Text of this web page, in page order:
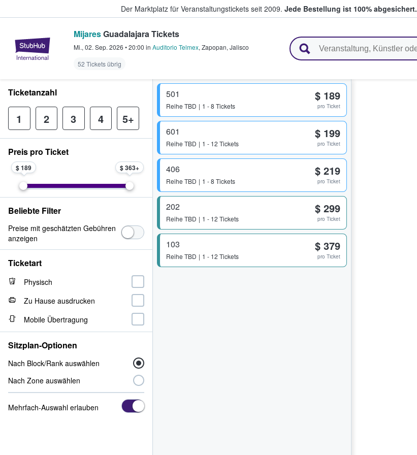
Der Marktplatz für Veranstaltungstickets seit 2009. Jede Bestellung ist 100% abgesichert.
StubHub - Wo Fans Tickets kaufen & verkaufen
MijaresGuadalajara Tickets
Mi., 02. Sep. 2026 •20:00 in Auditorio Telmex, Zapopan, Jalisco
52 Tickets übrig
501
Reihe TBD 1 - 8 Tickets
$ 189
pro Ticket
601
Reihe TBD 1 - 12 Tickets
$ 199
pro Ticket
406
Reihe TBD 1 - 8 Tickets
$ 219
pro Ticket
202
Reihe TBD 1 - 12 Tickets
$ 299
pro Ticket
103
Reihe TBD 1 - 12 Tickets
$ 379
pro Ticket
Ticketanzahl
1 2 3 4 5+
Preis pro Ticket
$ 189 $ 363
Beliebte Filter
Preise mit geschätzten Gebühren
anzeigen
Ticketart
Physisch
Zu Hause ausdrucken
Mobile Übertragung
Sitzplan-Optionen
Nach Block/Rank auswählen
Nach Zone auswählen
Mehrfach-Auswahl erlauben